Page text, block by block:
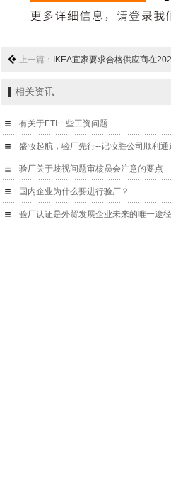
上一篇： IKEA宜家要求合格供应商在2020
相关资讯
有关于ETI一些工资问题
盛妆起航，验厂先行--记妆胜公司顺利
验厂关于歧视问题审核员会注意的要点
国内企业为什么要进行验厂？
验厂认证是外贸发展企业未来的唯一途径